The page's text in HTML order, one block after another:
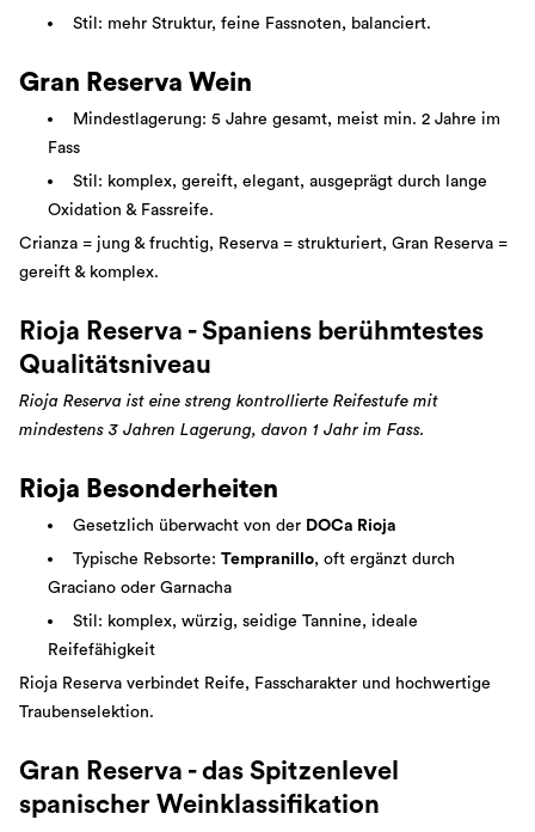
Stil: mehr Struktur, feine Fassnoten, balanciert.
Gran Reserva Wein
Mindestlagerung: 5 Jahre gesamt, meist min. 2 Jahre im
Fass
Stil: komplex, gereift, elegant, ausgeprägt durch lange
Oxidation & Fassreife.
Crianza = jung & fruchtig, Reserva = strukturiert, Gran Reserva =
gereift & komplex.
Rioja Reserva - Spaniens berühmtestes
Qualitätsniveau
Rioja Reserva ist eine streng kontrollierte Reifestufe mit
mindestens 3 Jahren Lagerung, davon 1 Jahr im Fass.
Rioja Besonderheiten
Gesetzlich überwacht von der DOCa Rioja
Typische Rebsorte: Tempranillo, oft ergänzt durch
Graciano oder Garnacha
Stil: komplex, würzig, seidige Tannine, ideale
Reifefähigkeit
Rioja Reserva verbindet Reife, Fasscharakter und hochwertige
Traubenselektion.
Gran Reserva - das Spitzenlevel
spanischer Weinklassifikation